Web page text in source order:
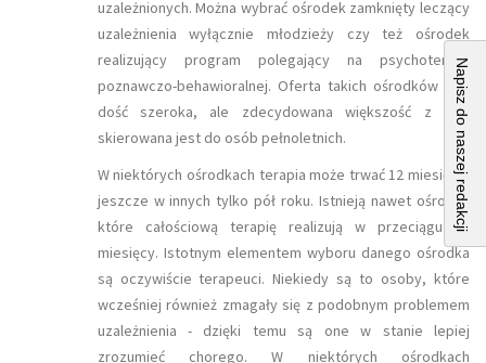
uzależnionych. Można wybrać ośrodek zamknięty leczący
uzależnienia wyłącznie młodzieży czy też ośrodek
realizujący program polegający na psychoterapii
poznawczo-behawioralnej. Oferta takich ośrodków jest
dość szeroka, ale zdecydowana większość z nich
skierowana jest do osób pełnoletnich.
W niektórych ośrodkach terapia może trwać 12 miesięcy,
jeszcze w innych tylko pół roku. Istnieją nawet ośrodki,
które całościową terapię realizują w przeciągu 24
miesięcy. Istotnym elementem wyboru danego ośrodka
są oczywiście terapeuci. Niekiedy są to osoby, które
wcześniej również zmagały się z podobnym problemem
uzależnienia - dzięki temu są one w stanie lepiej
zrozumieć chorego. W niektórych ośrodkach
Napisz do naszej redakcji